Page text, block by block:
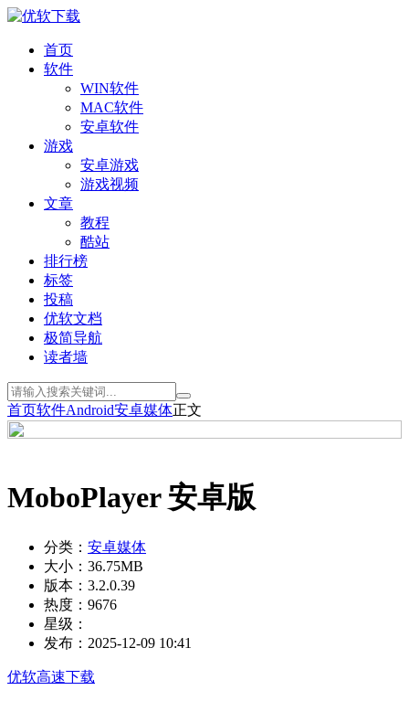
首页
软件
WIN软件
MAC软件
安卓软件
游戏
安卓游戏
游戏视频
文章
教程
酷站
排行榜
标签
投稿
优软文档
极简导航
读者墙
首页软件Android安卓媒体正文
MoboPlayer 安卓版
分类： 安卓媒体
大小： 36.75MB
版本： 3.2.0.39
热度： 9676
星级：
发布： 2025-12-09 10:41
优软高速下载